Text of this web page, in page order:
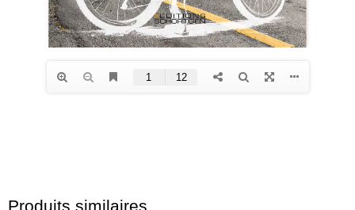
Produits similaires